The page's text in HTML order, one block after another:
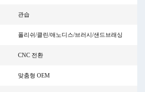
관습
폴리쉬/클린/애노디스/브러시/샌드브래싱
CNC 전환
맞춤형 OEM